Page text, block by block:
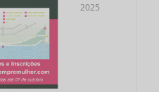
2025